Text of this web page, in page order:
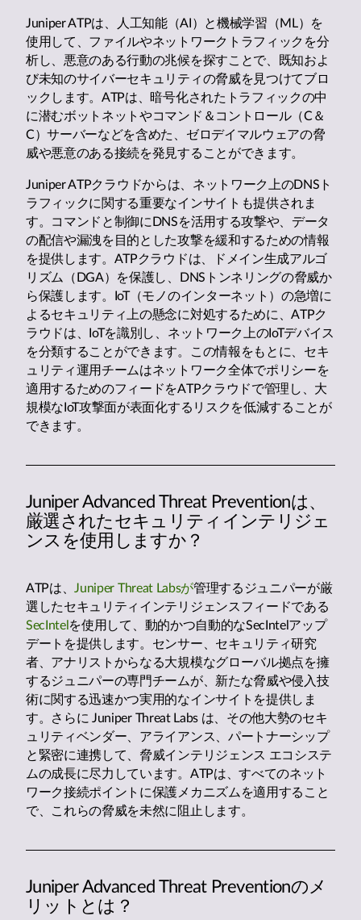
Juniper ATPは、人工知能（AI）と機械学習（ML）を
使用して、ファイルやネットワークトラフィックを分
析し、悪意のある行動の兆候を探すことで、既知およ
び未知のサイバーセキュリティの脅威を見つけてブロ
ックします。ATPは、暗号化されたトラフィックの中
に潜むボットネットやコマンド＆コントロール（C＆
C）サーバーなどを含めた、ゼロデイマルウェアの脅
威や悪意のある接続を発見することができます。
Juniper ATPクラウドからは、ネットワーク上のDNSト
ラフィックに関する重要なインサイトも提供されま
す。コマンドと制御にDNSを活用する攻撃や、データ
の配信や漏洩を目的とした攻撃を緩和するための情報
を提供します。ATPクラウドは、ドメイン生成アルゴ
リズム（DGA）を保護し、DNSトンネリングの脅威か
ら保護します。IoT（モノのインターネット）の急増に
よるセキュリティ上の懸念に対処するために、ATPク
ラウドは、IoTを識別し、ネットワーク上のIoTデバイス
を分類することができます。この情報をもとに、セキ
ュリティ運用チームはネットワーク全体でポリシーを
適用するためのフィードをATPクラウドで管理し、大
規模なIoT攻撃面が表面化するリスクを低減することが
できます。
Juniper Advanced Threat Preventionは、
厳選されたセキュリティインテリジェ
ンスを使用しますか？
ATPは、Juniper Threat Labsが管理するジュニパーが厳
選したセキュリティインテリジェンスフィードである
SecIntel を使用して、動的かつ自動的なSecIntelアップ
デートを提供します。センサー、セキュリティ研究
者、アナリストからなる大規模なグローバル拠点を擁
するジュニパーの専門チームが、新たな脅威や侵入技
術に関する迅速かつ実用的なインサイトを提供しま
す。さらに Juniper Threat Labs は、その他大勢のセキ
ュリティベンダー、アライアンス、パートナーシップ
と緊密に連携して、脅威インテリジェンス エコシステ
ムの成長に尽力しています。ATPは、すべてのネット
ワーク接続ポイントに保護メカニズムを適用すること
で、これらの脅威を未然に阻止します。
Juniper Advanced Threat Preventionのメ
リットとは？